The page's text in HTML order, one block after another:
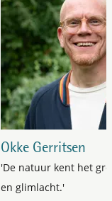
Okke Gerritsen
'De natuur kent het
en glimlacht.'